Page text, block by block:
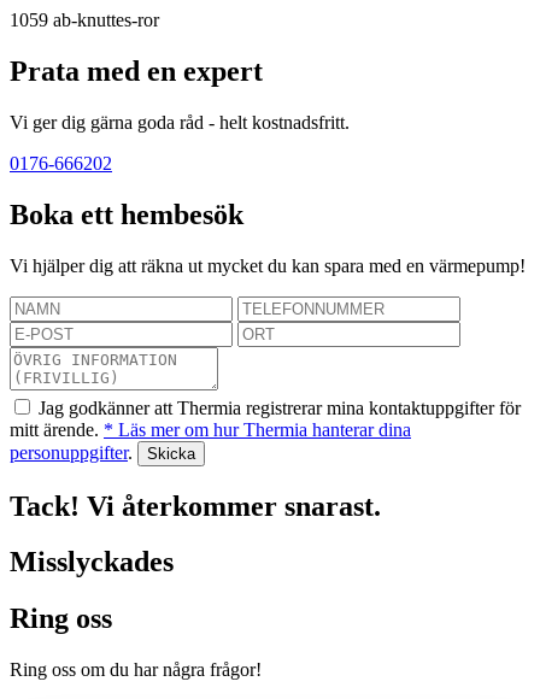
1059 ab-knuttes-ror
Prata med en expert
Vi ger dig gärna goda råd - helt kostnadsfritt.
0176-666202
Boka ett hembesök
Vi hjälper dig att räkna ut mycket du kan spara med en värmepump!
Jag godkänner att Thermia registrerar mina kontaktuppgifter för
mitt ärende. * Läs mer om hur Thermia hanterar dina
personuppgifter.
Tack! Vi återkommer snarast.
Misslyckades
Ring oss
Ring oss om du har några frågor!